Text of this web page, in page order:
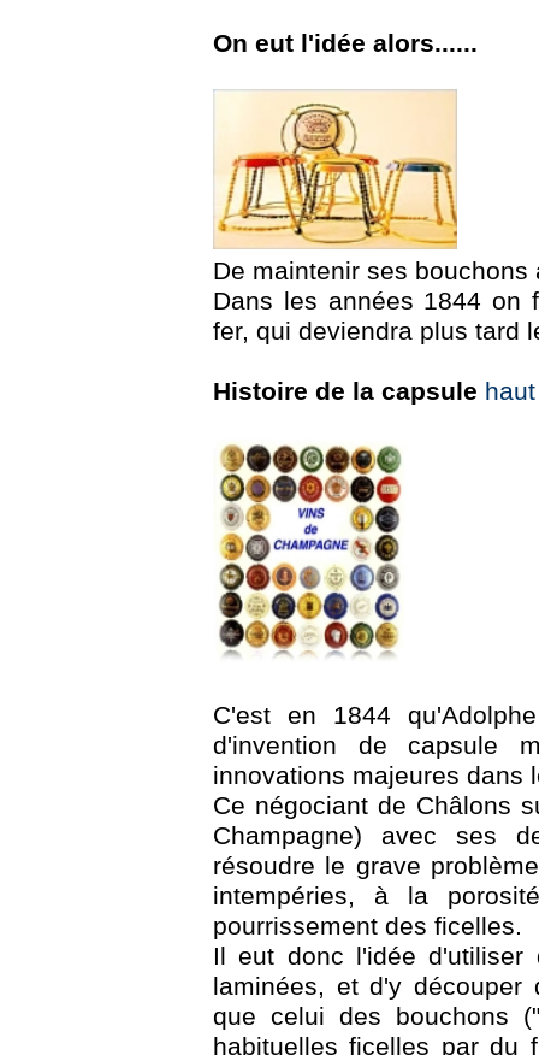
On eut l'idée alors......
De maintenir ses
Dans les années 1844 on
fer, qui deviendra plus tard
Histoire de la capsule
C'est en 1844
d'invention de capsule
innovations majeures dans
Ce négociant de Châlons
Champagne) avec ses
résoudre le grave
intempéries, à la
pourrissement des ficelles.
Il eut donc l'idée d'utiliser
laminées, et d'y découper
que celui des bouchons
habituelles ficelles par du